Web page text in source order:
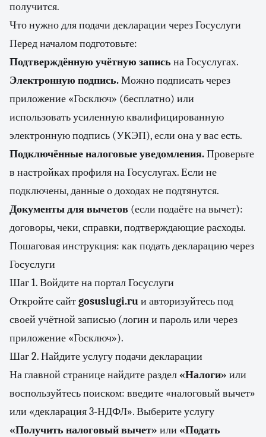
получится.
Что нужно для подачи декларации через Госуслуги
Перед началом подготовьте:
Подтверждённую учётную запись на Госуслугах.
Электронную подпись.Можно подписать через
приложение «Госключ» (бесплатно) или
использовать усиленную квалифицированную
электронную подпись (УКЭП), если она у вас есть.
Подключённые налоговые уведомления.Проверьте
в настройках профиля на Госуслугах. Если не
подключены, данные о доходах не подтянутся.
Документы для вычетов (если подаёте на вычет):
договоры, чеки, справки, подтверждающие расходы.
Пошаговая инструкция: как подать декларацию через
Госуслуги
Шаг 1. Войдите на портал Госуслуги
Откройте сайтgosuslugi.ruи авторизуйтесь под
своей учётной записью (логин и пароль или через
приложение «Госключ»).
Шаг 2. Найдите услугу подачи декларации
На главной странице найдите раздел «Налоги» или
воспользуйтесь поиском: введите «налоговый вычет»
или «декларация 3-НДФЛ». Выберите услугу
«Получить налоговый вычет» или «Подать